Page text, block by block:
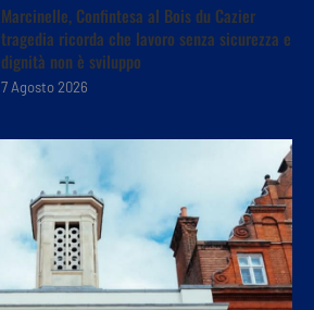
Marcinelle, Confintesa al Bois du Cazier
tragedia ricorda che lavoro senza sicurezza e
dignità non è sviluppo
7 Agosto 2026